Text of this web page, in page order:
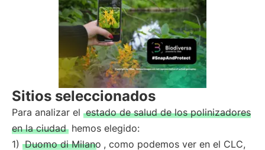
Sitios seleccionados
Para analizar el estado de salud de los polinizadores
en la ciudad hemos elegido:
1) Duomo di Milano , como podemos ver en el CLC,